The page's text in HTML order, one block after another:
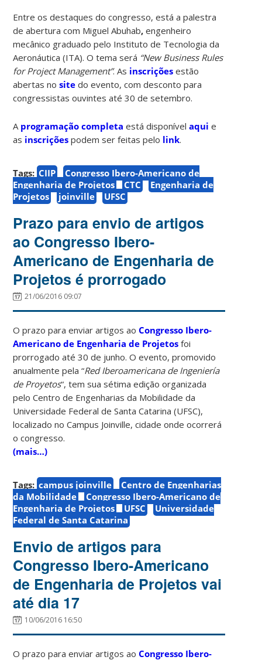
Entre os destaques do congresso, está a palestra
de abertura com Miguel Abuhab, engenheiro
mecânico graduado pelo Instituto de Tecnologia da
Aeronáutica (ITA). O tema será “New Business Rules
for Project Management”. As inscrições estão
abertas nosite do evento, com desconto para
congressistas ouvintes até 30 de setembro.
A programação completa está disponívelaqui e
as inscrições podem ser feitas pelo link.
Tags: CIIP
Congresso Ibero-Americano de
Engenharia de Projetos
CTC
Engenharia de
Projetos
joinville UFSC
Prazo para envio de artigos
ao Congresso Ibero-
Americano de Engenharia de
Projetos é prorrogado
21/06/2016 09:07
O prazo para enviar artigos aoCongresso Ibero-
Americano de Engenharia de Projetos foi
prorrogado até 30 de junho. O evento, promovido
anualmente pela “Red Iberoamericana de Ingeniería
de Proyetos“, tem sua sétima edição organizada
pelo Centro de Engenharias da Mobilidade da
Universidade Federal de Santa Catarina (UFSC),
localizado no Campus Joinville, cidade onde ocorrerá
o congresso.
(mais…)
Tags: campus joinville
Centro de Engenharias
da Mobilidade
Congresso Ibero-Americano de
Engenharia de Projetos
UFSC
Universidade
Federal de Santa Catarina
Envio de artigos para
Congresso Ibero-Americano
de Engenharia de Projetos vai
até dia 17
10/06/2016 16:50
O prazo para enviar artigos aoCongresso Ibero-